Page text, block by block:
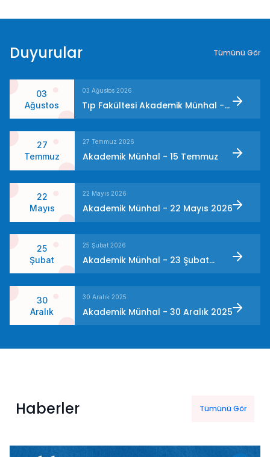
Duyurular Tümünü Gör
03
Ağustos
03 Ağustos 2026
Tıp Fakültesi Akademik Münhal -
27
Temmuz
27 Temmuz 2026
Akademik Münhal - 15 Temmuz
22
Mayıs
22 Mayıs 2026
Akademik Münhal - 22 Mayıs 2026
25
Şubat
25 Şubat 2026
Akademik Münhal - 23 Şubat
30
Aralık
30 Aralık 2025
Akademik Münhal - 30 Aralık 2025
Haberler Tümünü Gör